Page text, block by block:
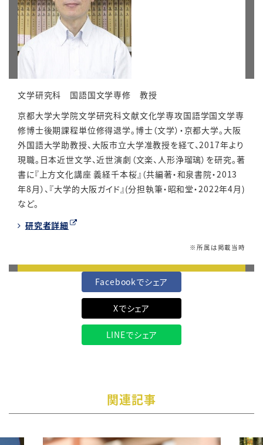
文学研究科 国語国文学専修 教授
京都大学大学院文学研究科文献文化学専攻国語学国文学専
修博士後期課程単位修得退学。博士（文学）・京都大学。大阪
外国語大学助教授、大阪市立大学准教授を経て、2017年より
現職。日本近世文学、近世演劇（文楽、人形浄瑠璃）を研究。著
書に『上方文化講座 義経千本桜』（共編著・和泉書院・2013
年8 月）、『大学的大阪ガイド』(分担執筆・昭和堂・2022年4月)
など。
研究者詳細
※所属は掲載当時
Facebookでシェア
Xでシェア
LINEでシェア
関連記事